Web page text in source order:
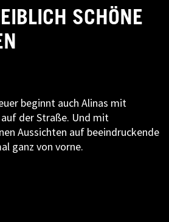
SCHÖNE
beginnt auch Alinas mit
der Straße. Und mit
Aussichten auf beeindruckende
ganz von vorne.